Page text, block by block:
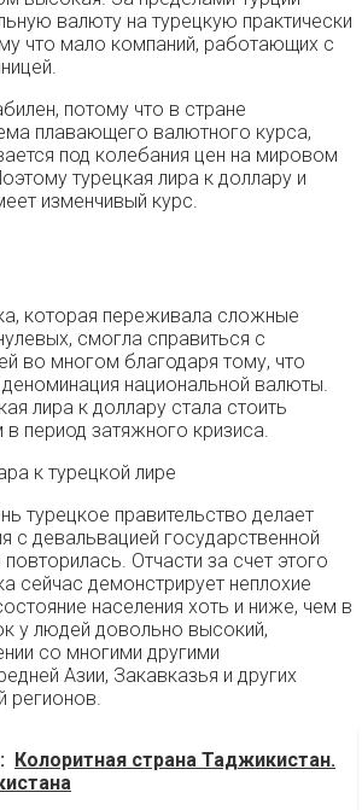
валюту на турецкую практически
что мало компаний, работающих с
потому что в стране
плавающего валютного курса,
под колебания цен на мировом
турецкая лира к доллару и
изменчивый курс.
которая переживала сложные
смогла справиться с
во многом благодаря тому, что
национальной валюты.
лира к доллару стала стоить
период затяжного кризиса.
турецкое правительство делает
с девальвацией государственной
Отчасти за счет этого
сейчас демонстрирует неплохие
населения хоть и ниже, чем в
у людей довольно высокий,
со многими другими
Азии, Закавказья и других
регионов.
Колоритная страна Таджикистан.